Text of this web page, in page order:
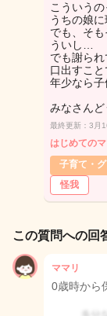
こういう
うちの娘
でも、そ
ういし…
でも謝ら
口出すこと
年少なら子
みなさんど
最終更新：3月
はじめての
子育て・
怪我
この質問への回
ママリ
0歳時から